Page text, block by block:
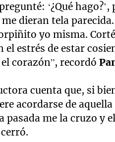
‘¿Qué
me dieran tela
yo misma.
el estrés de estar
el corazón”, recordó
cuenta que, si
acordarse de
pasada me la cruzo y